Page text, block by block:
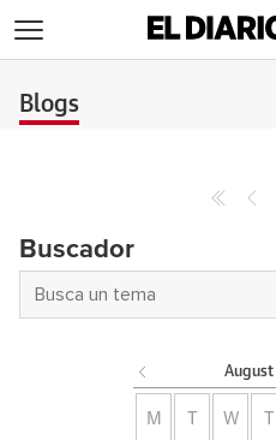
Blogs
Buscador
August
M W